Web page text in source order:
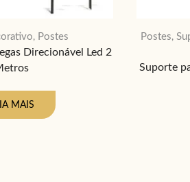
, Postes
Direcionável Led 2
MAIS
Postes,
Suporte